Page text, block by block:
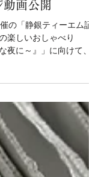
いおしゃべり
竹本泰蔵 スペ
動画公開
の「静銀ティーエム証
の楽しいおしゃべり